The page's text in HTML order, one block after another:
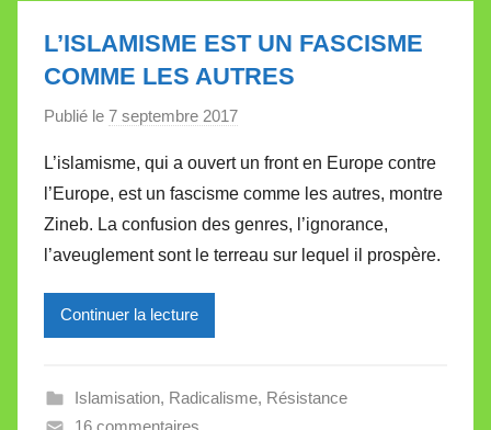
e
t
L’ISLAMISME EST UN FASCISME
COMME LES AUTRES
Publié le 7 septembre 2017
r
M
i
r
e
L’islamisme, qui a ouvert un front en Europe contre
l’Europe, est un fascisme comme les autres, montre
Zineb. La confusion des genres, l’ignorance,
l’aveuglement sont le terreau sur lequel il prospère.
Continuer la lecture
Islamisation, Radicalisme, Résistance
16 commentaires